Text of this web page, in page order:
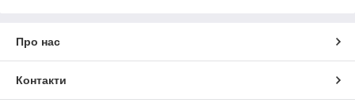
Про нас
Контакти